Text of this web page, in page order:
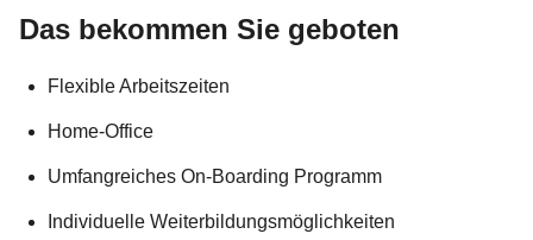
Das bekommen Sie geboten
Flexible Arbeitszeiten
Home-Office
Umfangreiches On-Boarding Programm
Individuelle Weiterbildungsmöglichkeiten